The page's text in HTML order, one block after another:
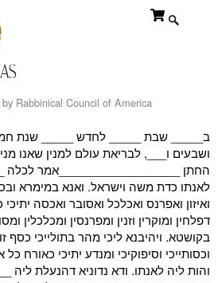
Rabbinical Council of America
ב_____ שבת _____ לחדש _____ שנת
ושבעים ו___, לבריאת עולם למנין שאנו
החתן ___________________אמר לכלה
לאנתו כדת משה וישראל. ואנא במימרא
ואיזון ואפרנס ואכלכל ואסובר ואכסה יתיכי
דפלחין ומוקרין וזנין ומפרנסין ומכלכלין
בקושטא. ויהיבנא ליכי מהר בתולייכי כסף
וכסותייכי וסיפוקיכי ומנדע יתיכי כאורח
והות ליה לאנתו. ודא נדוניא דהנעלת ליה